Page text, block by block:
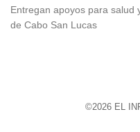
Entregan apoyos para salud
de Cabo San Lucas
©2026 EL